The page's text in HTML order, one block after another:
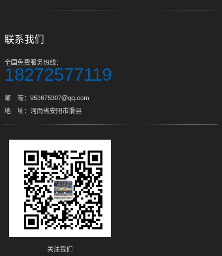
联系我们
全国免费服务热线：
18272577119
邮 箱：953675307@qq.com
地 址：河南省安阳市滑县
关注我们